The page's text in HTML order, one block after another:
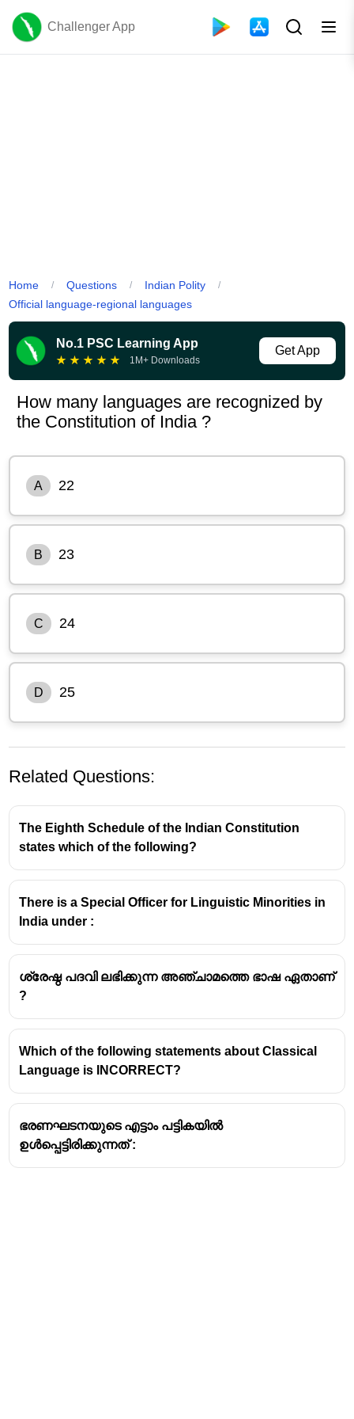
Challenger App
Home / Questions / Indian Polity /
Official language-regional languages
No.1 PSC Learning App
★ ★ ★ ★ ★ 1M+ Downloads
Get App
How many languages are recognized by
the Constitution of India ?
A 22
B 23
C 24
D 25
Related Questions:
The Eighth Schedule of the Indian Constitution
states which of the following?
There is a Special Officer for Linguistic Minorities in
India under :
ശ്രേഷ്ഠ പദവി ലഭിക്കുന്ന അഞ്ചാമത്തെ ഭാഷ ഏതാണ്
?
Which of the following statements about Classical
Language is INCORRECT?
ഭരണഘടനയുടെ എട്ടാം പട്ടികയിൽ
ഉൾപ്പെട്ടിരിക്കുന്നത് :